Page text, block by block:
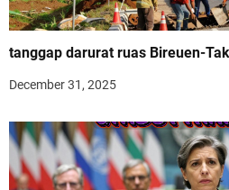
tanggap darurat ruas Bireuen-
December 31, 2025